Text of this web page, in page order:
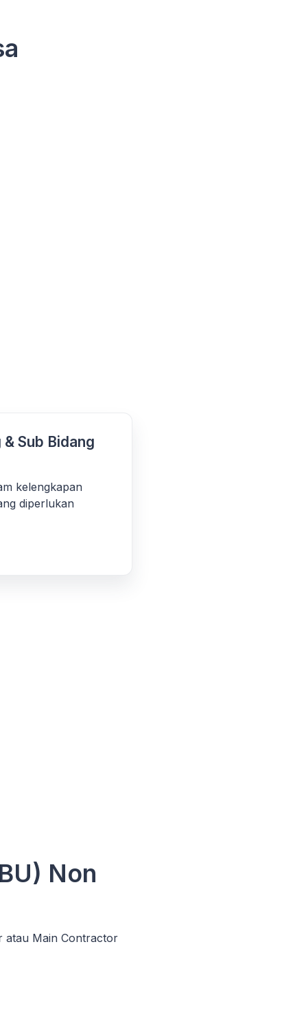
Sub Bidang
kelengkapan
diperlukan
Non
atau Main Contractor